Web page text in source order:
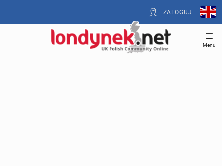
ZALOGUJ
Menu